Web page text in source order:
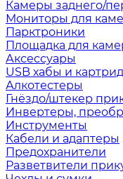
Камеры заднего/
Мониторы для
Парктроники
Площадка для
Аксессуары
USB хабы и
Алкотестеры
Гнёздо/штекер
Инвертеры,
Инструменты
Кабели и адаптеры
Предохранители
Разветвители